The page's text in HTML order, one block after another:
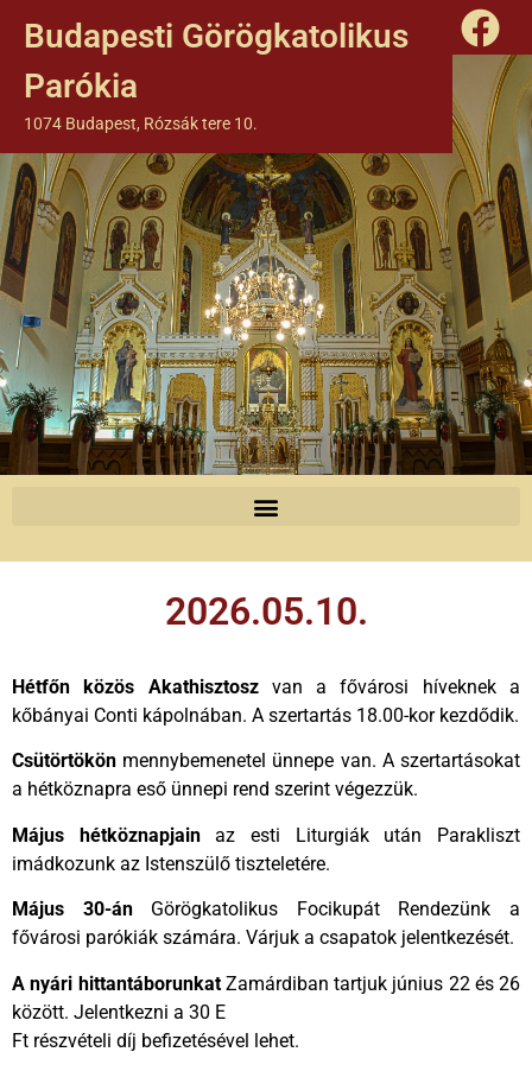
Budapesti Görögkatolikus
Parókia
1074 Budapest, Rózsák tere 10.
2026.05.10.
Hétfőn közös Akathisztoszvan a fővárosi híveknek a
kőbányai Conti kápolnában. A szertartás 18.00-kor kezdődik.
Csütörtökön mennybemenetel ünnepe van. A szertartásokat
a hétköznapra eső ünnepi rend szerint végezzük.
Május hétköznapjainaz esti Liturgiák után Parakliszt
imádkozunk az Istenszülő tiszteletére.
Május 30-ánGörögkatolikus Focikupát Rendezünk a
fővárosi parókiák számára. Várjuk a csapatok jelentkezését.
A nyári hittantáborunkatZamárdiban tartjuk június 22 és 26
között. Jelentkezni a 30 E
Ft részvételi díj befizetésével lehet.